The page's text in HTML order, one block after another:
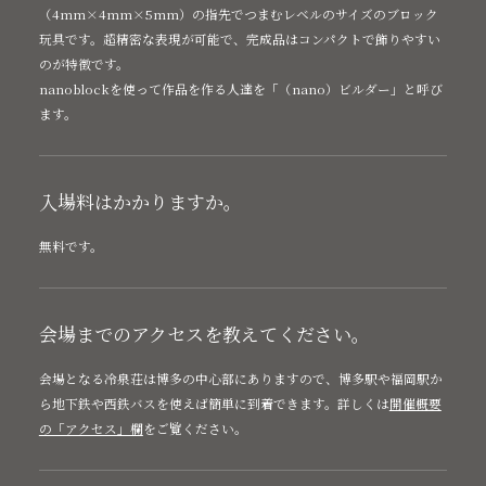
（4mm×4mm×5mm）の指先でつまむレベルのサイズのブロック
玩具です。超精密な表現が可能で、完成品はコンパクトで飾りやすい
のが特徴です。
nanoblockを使って作品を作る人達を「（nano）ビルダー」と呼び
ます。
入場料はかかりますか。
無料です。
会場までのアクセスを教えてください。
会場となる冷泉荘は博多の中心部にありますので、博多駅や福岡駅か
ら地下鉄や西鉄バスを使えば簡単に到着できます。詳しくは開催概要
の「アクセス」欄をご覧ください。